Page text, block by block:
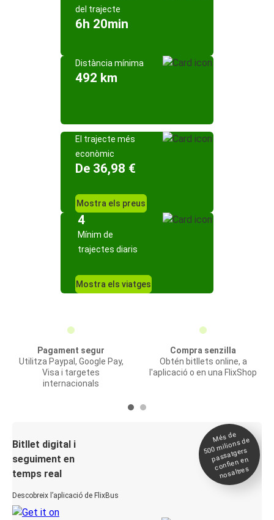
del trajecte
6h 20min
Distància mínima
492 km
El trajecte més
econòmic
De 36,98 €
Mostra els preus
4
Mínim de
trajectes diaris
Mostra els viatges
Pagament segur
Utilitza Paypal, Google Pay,
Visa i targetes
internacionals
Compra senzilla
Obtén bitllets online, a
l'aplicació o en una FlixShop
Bitllet digital i
seguiment en
temps real
Descobreix l’aplicació de FlixBus
Més de
500
milions de
passatgers
confien en
nosaltres